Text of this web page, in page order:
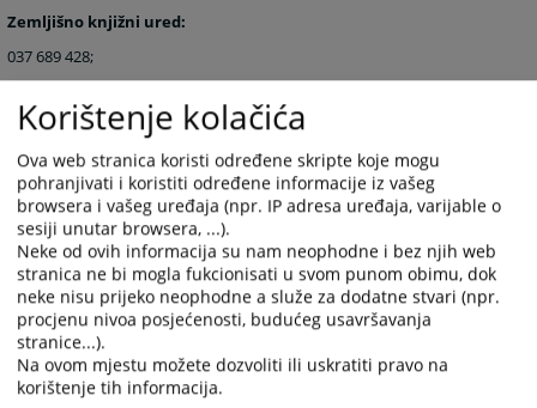
Zemljišno knjižni ured:
037 689 428;
Zgrada suda u Ključu
Izeta Nanića br: 1
79 280 Ključ
Telefoni:
037 661 136;
Telefaks:
037 661 019;
Elektronska pošta:opsud-sanskimost@pravosudje.ba
Korištenje kolačića
Ova web stranica koristi određene skripte koje mogu
pohranjivati i koristiti određene informacije iz vašeg
browsera i vašeg uređaja (npr. IP adresa uređaja, varijable o
sesiji unutar browsera, ...).
Neke od ovih informacija su nam neophodne i bez njih web
stranica ne bi mogla fukcionisati u svom punom obimu, dok
neke nisu prijeko neophodne a služe za dodatne stvari (npr.
procjenu nivoa posjećenosti, budućeg usavršavanja
stranice...).
Na ovom mjestu možete dozvoliti ili uskratiti pravo na
korištenje tih informacija.